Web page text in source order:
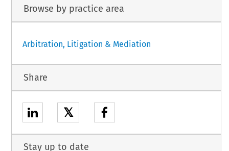
Browse by practice area
Arbitration, Litigation & Mediation
Share
𝕏
Stay up to date